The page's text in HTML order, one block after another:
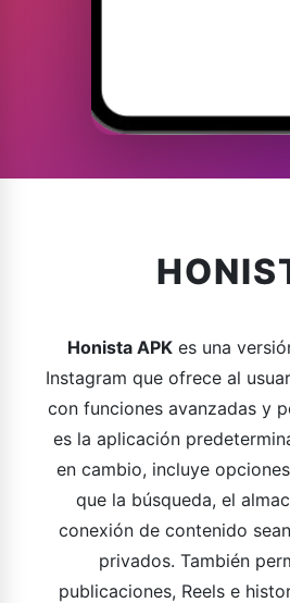
Honista APKes una
Instagram que ofrece al
con funciones avanzadas y
es la aplicación
en cambio, incluye
que la búsqueda, el
conexión de contenido
privados. También
publicaciones, Reels e